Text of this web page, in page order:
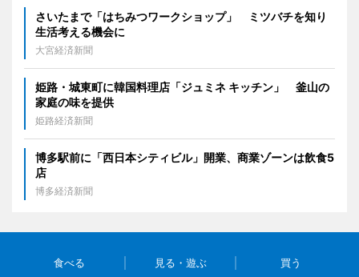
さいたまで「はちみつワークショップ」 ミツバチを知り
生活考える機会に
大宮経済新聞
姫路・城東町に韓国料理店「ジュミネ キッチン」 釜山の
家庭の味を提供
姫路経済新聞
博多駅前に「西日本シティビル」開業、商業ゾーンは飲食5
店
博多経済新聞
食べる 見る・遊ぶ 買う